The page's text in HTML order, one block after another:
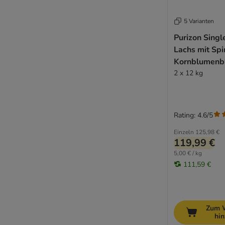
5 Varianten
Purizon
Lachs mit
2 x 12 kg
Einzeln 125,98 €
119,99 €
5,00 € / kg
111,59 €
Rating: 4.6/5
Zum